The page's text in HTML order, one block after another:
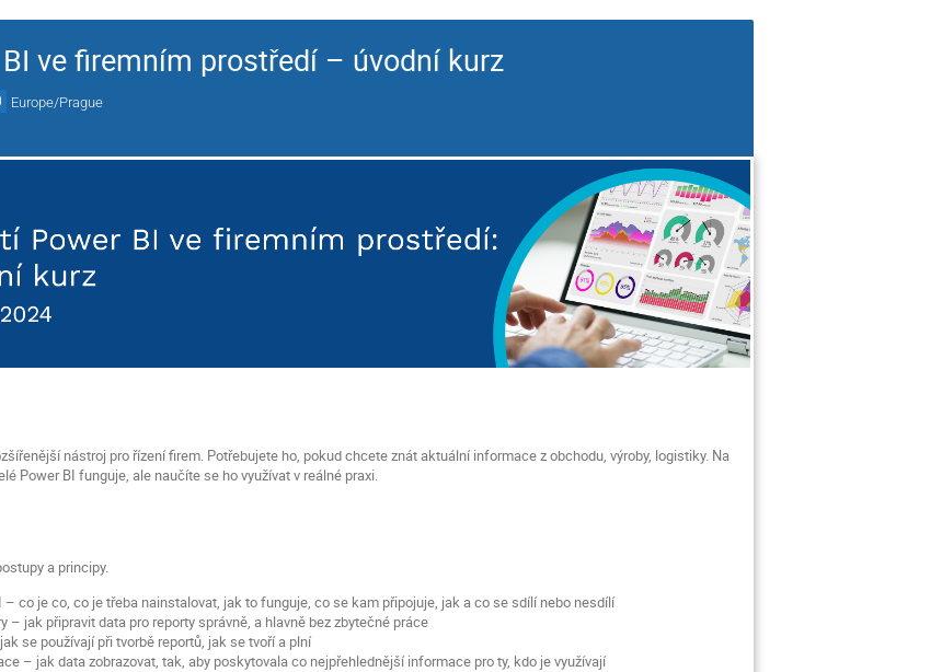
ve firemním prostředí – úvodní kurz
Europe/Prague
nástroj pro řízení firem. Potřebujete ho, pokud chcete znát aktuální informace z obchodu, výroby, logistiky. Na
Power BI funguje, ale naučíte se ho využívat v reálné praxi.
a principy.
co je co, co je třeba nainstalovat, jak to funguje, co se kam připojuje, jak a co se sdílí nebo nesdílí
– jak připravit data pro reporty správně, a hlavně bez zbytečné práce
se používají při tvorbě reportů, jak se tvoří a plní
– jak data zobrazovat, tak, aby poskytovala co nejpřehlednější informace pro ty, kdo je využívají